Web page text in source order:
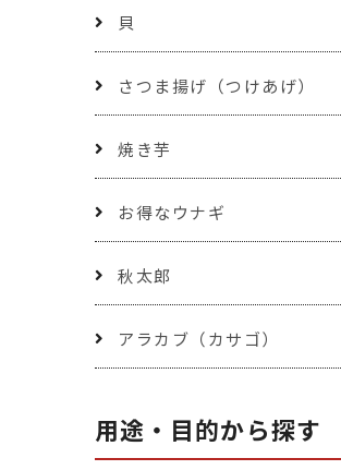
貝
さつま揚げ（つけあげ）
焼き芋
お得なウナギ
秋太郎
アラカブ（カサゴ）
用途・目的から探す